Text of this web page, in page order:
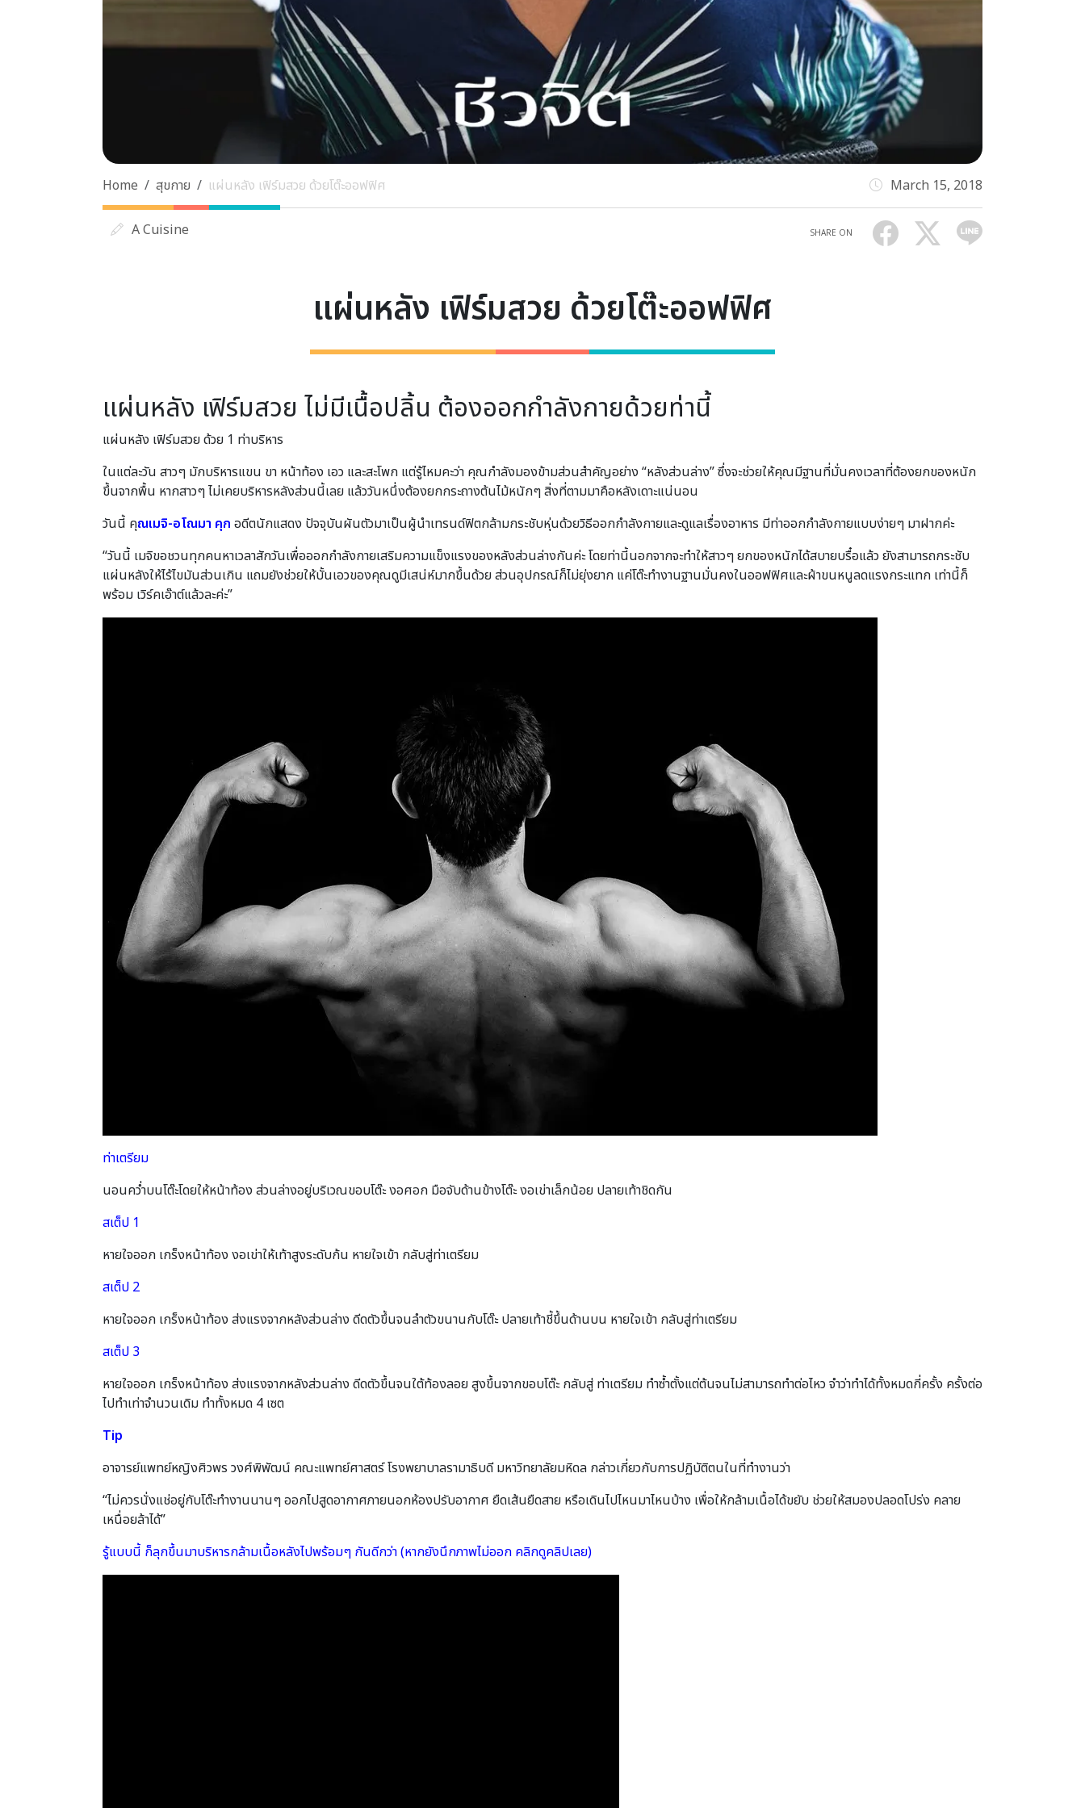
Home สุขกาย แผ่นหลัง เฟิร์มสวย ด้วยโต๊ะออฟฟิศ March 15, 2018
A Cuisine SHARE ON
แผ่นหลัง เฟิร์มสวย ด้วยโต๊ะออฟฟิศ
แผ่นหลัง เฟิร์มสวย ไม่มีเนื้อปลิ้น ต้องออกกำลังกายด้วยท่านี้
แผ่นหลัง เฟิร์มสวย ด้วย 1 ท่าบริหาร
ในแต่ละวัน สาวๆ มักบริหารแขน ขา หน้าท้อง เอว และสะโพก แต่รู้ไหมคะว่า คุณกําลังมองข้ามส่วนสําคัญอย่าง “หลังส่วนล่าง” ซึ่งจะช่วยให้คุณมีฐานที่มั่นคงเวลาที่ต้องยกของหนัก
ขึ้นจากพื้น หากสาวๆ ไม่เคยบริหารหลังส่วนนี้เลย แล้ววันหนึ่งต้องยกกระถางต้นไม้หนักๆ สิ่งที่ตามมาคือหลังเดาะแน่นอน
วันนี้ คุณเมจิ-อโณมา คุก อดีตนักแสดง ปัจจุบันผันตัวมาเป็นผู้นําเทรนด์ฟิตกล้ามกระชับหุ่นด้วยวิธีออกกําลังกายและดูแลเรื่องอาหาร มีท่าออกกำลังกายแบบง่ายๆ มาฝากค่ะ
“วันนี้ เมจิขอชวนทุกคนหาเวลาสักวันเพื่อออกกําลังกายเสริมความแข็งแรงของหลังส่วนล่างกันค่ะ โดยท่านี้นอกจากจะทําให้สาวๆ ยกของหนักได้สบายบรื๋อแล้ว ยังสามารถกระชับ
แผ่นหลังให้ไร้ไขมันส่วนเกิน แถมยังช่วยให้บั้นเอวของคุณดูมีเสน่ห์มากขึ้นด้วย ส่วนอุปกรณ์ก็ไม่ยุ่งยาก แค่โต๊ะทํางานฐานมั่นคงในออฟฟิศและผ้าขนหนูลดแรงกระแทก เท่านี้ก็
พร้อม เวิร์คเอ๊าต์แล้วละค่ะ”
ท่าเตรียม
นอนคว่ำบนโต๊ะโดยให้หน้าท้อง ส่วนล่างอยู่บริเวณขอบโต๊ะ งอศอก มือจับด้านข้างโต๊ะ งอเข่าเล็กน้อย ปลายเท้าชิดกัน
สเต็ป 1
หายใจออก เกร็งหน้าท้อง งอเข่าให้เท้าสูงระดับก้น หายใจเข้า กลับสู่ท่าเตรียม
สเต็ป 2
หายใจออก เกร็งหน้าท้อง ส่งแรงจากหลังส่วนล่าง ดีดตัวขึ้นจนลําตัวขนานกับโต๊ะ ปลายเท้าชี้ขึ้นด้านบน หายใจเข้า กลับสู่ท่าเตรียม
สเต็ป 3
หายใจออก เกร็งหน้าท้อง ส่งแรงจากหลังส่วนล่าง ดีดตัวขึ้นจนใต้ท้องลอย สูงขึ้นจากขอบโต๊ะ กลับสู่ ท่าเตรียม ทําซ้ำตั้งแต่ต้นจนไม่สามารถทําต่อไหว จําว่าทําได้ทั้งหมดกี่ครั้ง ครั้งต่อ
ไปทําเท่าจํานวนเดิม ทําทั้งหมด 4 เซต
Tip
อาจารย์แพทย์หญิงศิวพร วงศ์พิพัฒน์ คณะแพทย์ศาสตร์ โรงพยาบาลรามาธิบดี มหาวิทยาลัยมหิดล กล่าวเกี่ยวกับการปฏิบัติตนในที่ทํางานว่า
“ไม่ควรนั่งแช่อยู่กับโต๊ะทํางานนานๆ ออกไปสูดอากาศภายนอกห้องปรับอากาศ ยืดเส้นยืดสาย หรือเดินไปไหนมาไหนบ้าง เพื่อให้กล้ามเนื้อได้ขยับ ช่วยให้สมองปลอดโปร่ง คลาย
เหนื่อยล้าได้”
รู้แบบนี้ ก็ลุกขึ้นมาบริหารกล้ามเนื้อหลังไปพร้อมๆ กันดีกว่า (หากยังนึกภาพไม่ออก คลิกดูคลิปเลย)